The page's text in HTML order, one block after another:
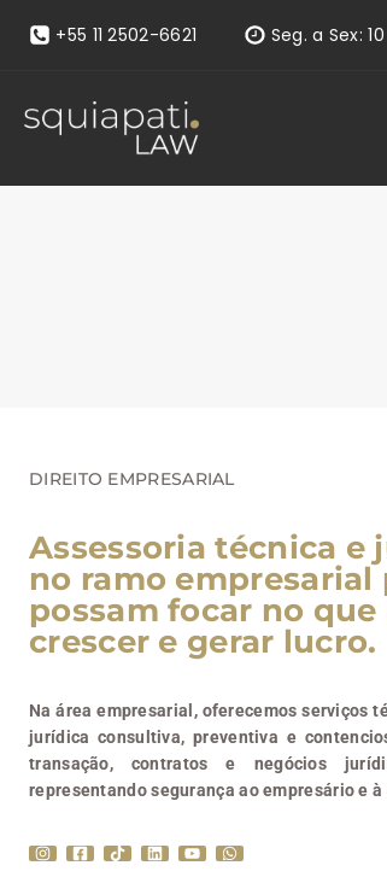
+55 11 2502-6621 Seg. a Sex:
DIREITO EMPRESARIAL
Assessoria técnica e
no ramo empresarial
possam focar no
crescer e gerar lucro.
Na área empresarial, oferecemos serviços
jurídica consultiva, preventiva e
transação, contratos e negócios
representando segurança ao empresário e à